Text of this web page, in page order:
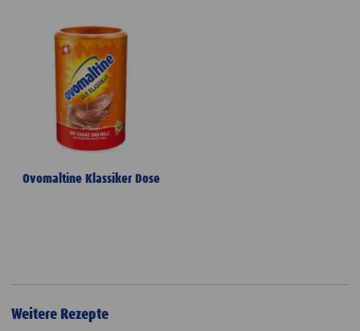
Ovomaltine Klassiker Dose
Weitere Rezepte